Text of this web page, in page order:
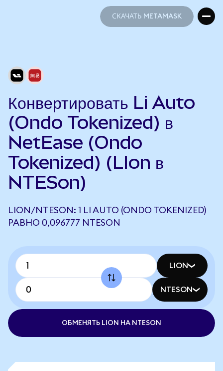
СКАЧАТЬ METAMASK
Конвертировать Li Auto
(Ondo Tokenized) в
NetEase (Ondo
Tokenized) (LIon в
NTESon)
LION/NTESON: 1 LI AUTO (ONDO TOKENIZED)
РАВНО 0,096777 NTESON
LION
NTESON
ОБМЕНЯТЬ LION НА NTESON